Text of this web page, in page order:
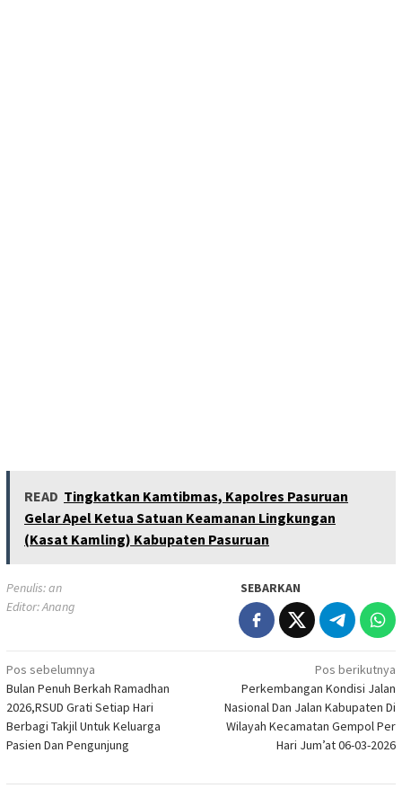
READ Tingkatkan Kamtibmas, Kapolres Pasuruan
Gelar Apel Ketua Satuan Keamanan Lingkungan
(Kasat Kamling) Kabupaten Pasuruan
Penulis: an
Editor: Anang
SEBARKAN
Navigasi
pos
Pos sebelumnya
Bulan Penuh Berkah Ramadhan
2026,RSUD Grati Setiap Hari
Berbagi Takjil Untuk Keluarga
Pasien Dan Pengunjung
Pos berikutnya
Perkembangan Kondisi Jalan
Nasional Dan Jalan Kabupaten Di
Wilayah Kecamatan Gempol Per
Hari Jum’at 06-03-2026